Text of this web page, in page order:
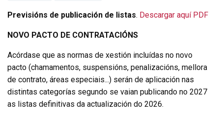
Previsións de publicación de listas. Descargar aquí PDF
NOVO PACTO DE CONTRATACIÓNS
Acórdase que as normas de xestión incluídas no novo
pacto (chamamentos, suspensións, penalizacións, mellora
de contrato, áreas especiais...) serán de aplicación nas
distintas categorías segundo se vaian publicando no 2027
as listas definitivas da actualización do 2026.